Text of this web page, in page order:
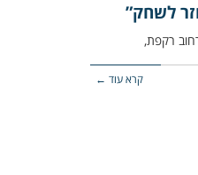
לשחק”
קרא עוד ←